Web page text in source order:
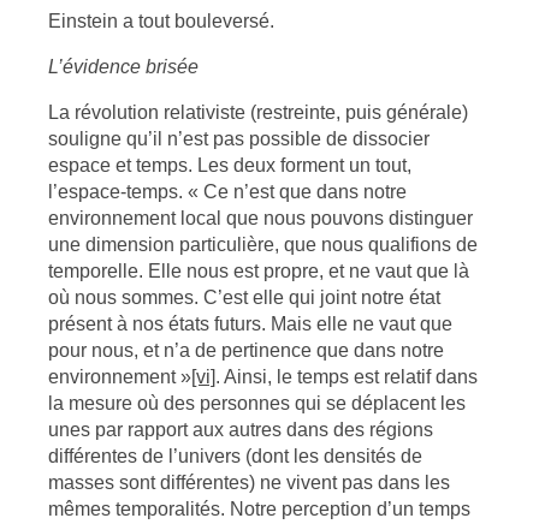
Einstein a tout bouleversé.
L’évidence brisée
La révolution relativiste (restreinte, puis générale)
souligne qu’il n’est pas possible de dissocier
espace et temps. Les deux forment un tout,
l’espace-temps. « Ce n’est que dans notre
environnement local que nous pouvons distinguer
une dimension particulière, que nous qualifions de
temporelle. Elle nous est propre, et ne vaut que là
où nous sommes. C’est elle qui joint notre état
présent à nos états futurs. Mais elle ne vaut que
pour nous, et n’a de pertinence que dans notre
environnement »[vi]. Ainsi, le temps est relatif dans
la mesure où des personnes qui se déplacent les
unes par rapport aux autres dans des régions
différentes de l’univers (dont les densités de
masses sont différentes) ne vivent pas dans les
mêmes temporalités. Notre perception d’un temps